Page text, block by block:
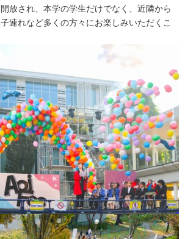
放され、本学の学生だけでなく、近隣から
連れなど多くの方々にお楽しみいただくこ